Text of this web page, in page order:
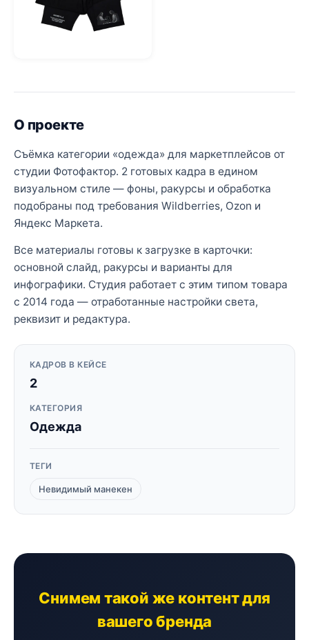
О проекте
Съёмка категории «одежда» для маркетплейсов от
студии Фотофактор. 2 готовых кадра в едином
визуальном стиле — фоны, ракурсы и обработка
подобраны под требования Wildberries, Ozon и
Яндекс Маркета.
Все материалы готовы к загрузке в карточки:
основной слайд, ракурсы и варианты для
инфографики. Студия работает с этим типом товара
с 2014 года — отработанные настройки света,
реквизит и редактура.
КАДРОВ В КЕЙСЕ
2
КАТЕГОРИЯ
Одежда
ТЕГИ
Невидимый манекен
Снимем такой же контент для
вашего бренда